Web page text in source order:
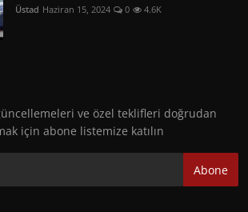
Üstad Haziran 15, 2024 0 4.6K
ve özel teklifleri doğrudan
için abone listemize katılın
Abone